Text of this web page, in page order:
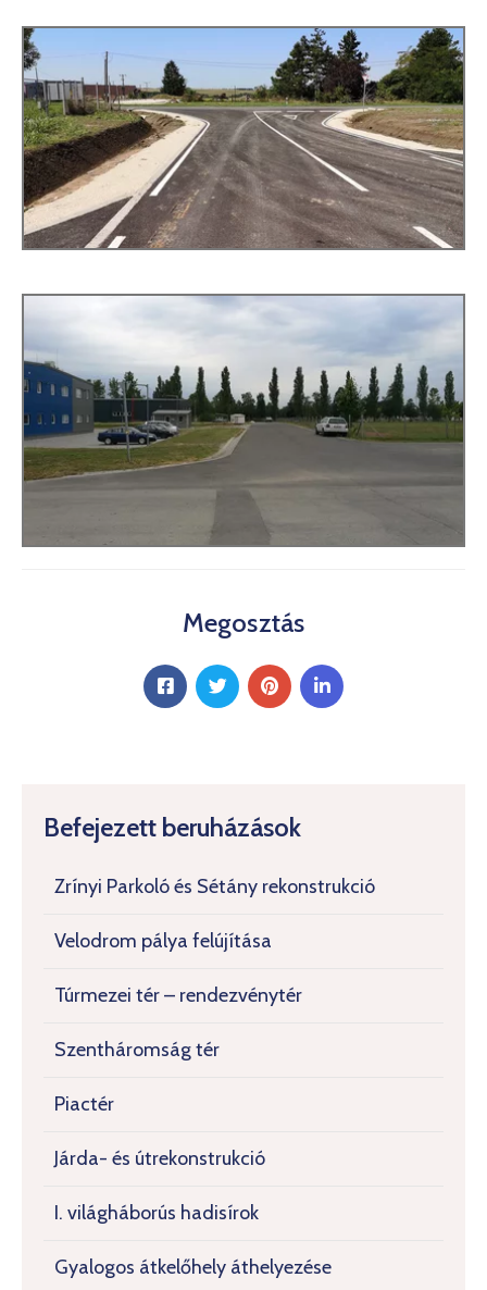
Megosztás
Befejezett beruházások
Zrínyi Parkoló és Sétány rekonstrukció
Velodrom pálya felújítása
Túrmezei tér – rendezvénytér
Szentháromság tér
Piactér
Járda- és útrekonstrukció
I. világháborús hadisírok
Gyalogos átkelőhely áthelyezése